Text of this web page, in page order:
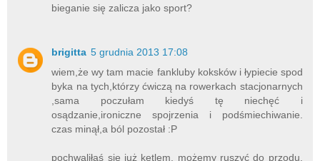
bieganie się zalicza jako sport?
brigitta 5 grudnia 2013 17:08
wiem,że wy tam macie fankluby koksków i łypiecie spod
byka na tych,którzy ćwiczą na rowerkach stacjonarnych
,sama poczułam kiedyś tę niechęć i
osądzanie,ironiczne spojrzenia i podśmiechiwanie.
czas minął,a ból pozostał :P
pochwaliłaś się już ketlem, możemy ruszyć do przodu.